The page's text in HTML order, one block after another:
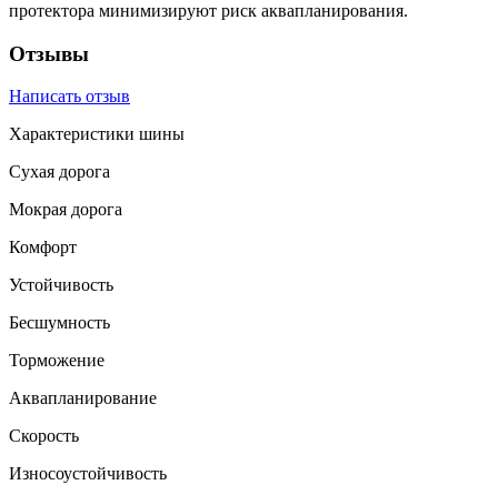
протектора минимизируют риск аквапланирования.
Отзывы
Написать отзыв
Характеристики шины
Сухая дорога
Мокрая дорога
Комфорт
Устойчивость
Бесшумность
Торможение
Аквапланирование
Скорость
Износоустойчивость